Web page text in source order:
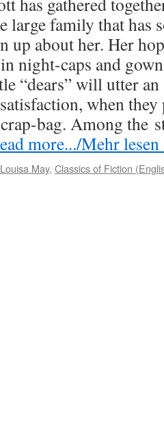
large family that has
up about her. Her
night-caps and
“dears” will utter
when
bag. Among the
more.../Mehr lesen
May, Classics of Fiction